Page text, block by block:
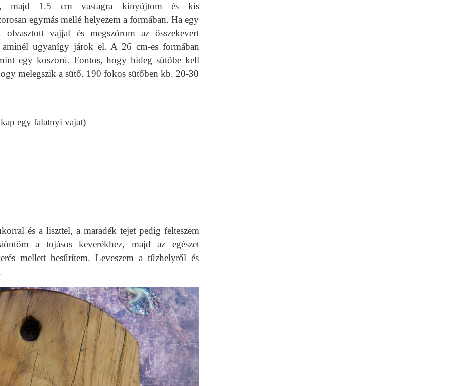
majd 1.5 cm vastagra kinyújtom és kis
egymás mellé helyezem a formában. Ha egy
vajjal és megszórom az összekevert
ugyanígy járok el. A 26 cm-es formában
egy koszorú. Fontos, hogy hideg sütőbe kell
melegszik a sütő. 190 fokos sütőben kb. 20-30
egy falatnyi vajat)
és a liszttel, a maradék tejet pedig felteszem
a tojásos keverékhez, majd az egészet
mellett besűrítem. Leveszem a tűzhelyről és